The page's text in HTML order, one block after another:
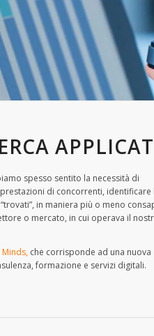
spesso sentito la necessità di
di concorrenti, identificare
in maniera più o meno
o mercato, in cui operava il
Minds, che corrisponde ad una nuova
formazione e servizi digitali.